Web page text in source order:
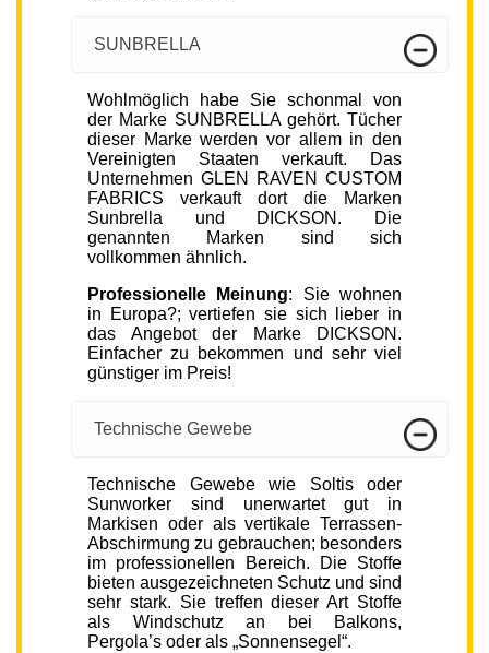
SUNBRELLA
Wohlmöglich habe Sie schonmal von
der Marke SUNBRELLA gehört. Tücher
dieser Marke werden vor allem in den
Vereinigten Staaten verkauft. Das
Unternehmen GLEN RAVEN CUSTOM
FABRICS verkauft dort die Marken
Sunbrella und DICKSON. Die
genannten Marken sind sich
vollkommen ähnlich.
Professionelle Meinung: Sie wohnen
in Europa?; vertiefen sie sich lieber in
das Angebot der Marke DICKSON.
Einfacher zu bekommen und sehr viel
günstiger im Preis!
Technische Gewebe
Technische Gewebe wie Soltis oder
Sunworker sind unerwartet gut in
Markisen oder als vertikale Terrassen-
Abschirmung zu gebrauchen; besonders
im professionellen Bereich. Die Stoffe
bieten ausgezeichneten Schutz und sind
sehr stark. Sie treffen dieser Art Stoffe
als Windschutz an bei Balkons,
Pergola’s oder als „Sonnensegel“.